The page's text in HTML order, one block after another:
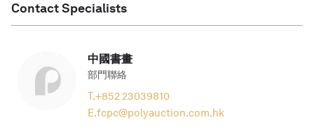
Contact Specialists
中國書畫
部門聯絡
T.+852 23039810
E.fcpc@polyauction.com.hk